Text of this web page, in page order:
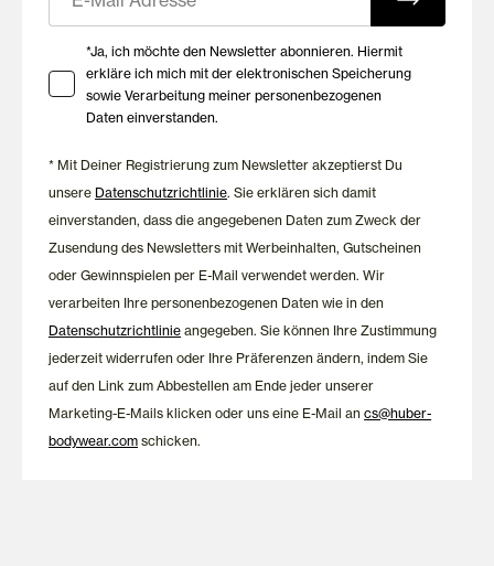
Ihre Zustimmung zu Marketing E-Mails
*Ja, ich möchte den Newsletter abonnieren. Hiermit
erkläre ich mich mit der elektronischen Speicherung
sowie Verarbeitung meiner personenbezogenen
Daten einverstanden.
* Mit Deiner Registrierung zum Newsletter akzeptierst Du
unsere Datenschutzrichtlinie. Sie erklären sich damit
einverstanden, dass die angegebenen Daten zum Zweck der
Zusendung des Newsletters mit Werbeinhalten, Gutscheinen
oder Gewinnspielen per E-Mail verwendet werden. Wir
verarbeiten Ihre personenbezogenen Daten wie in den
Datenschutzrichtlinie angegeben. Sie können Ihre Zustimmung
jederzeit widerrufen oder Ihre Präferenzen ändern, indem Sie
auf den Link zum Abbestellen am Ende jeder unserer
Marketing-E-Mails klicken oder uns eine E-Mail ancs@huber-
bodywear.com schicken.